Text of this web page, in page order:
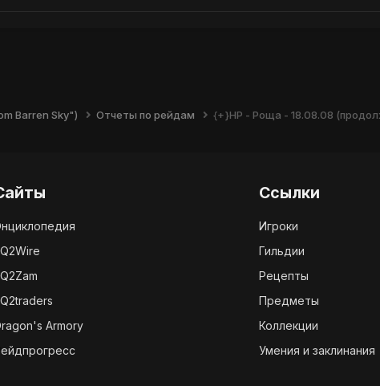
Barren Sky") Отчеты по рейдам {+}НР - Роща - 18.08.08
Armory
Ссылки
Игроки
Гильдии
Рецепты
Предметы
Коллекции
Умения и заклинания